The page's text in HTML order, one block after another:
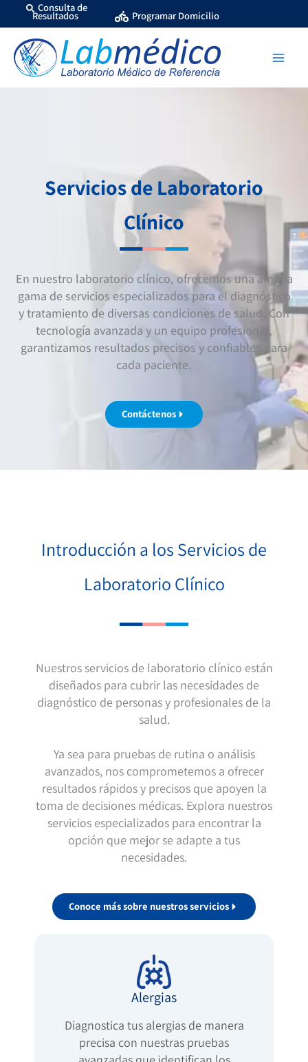
al
contenido
Consulta de
Resultados Programar Domicilio
Servicios de Laboratorio
Clínico
En nuestro laboratorio clínico, ofrecemos una amplia
gama de servicios especializados para el diagnóstico
y tratamiento de diversas condiciones de salud. Con
tecnología avanzada y un equipo profesional,
garantizamos resultados precisos y confiables para
cada paciente.
Contáctenos
Introducción a los Servicios de
Laboratorio Clínico
Nuestros servicios de laboratorio clínico están
diseñados para cubrir las necesidades de
diagnóstico de personas y profesionales de la
salud.
Ya sea para pruebas de rutina o análisis
avanzados, nos comprometemos a ofrecer
resultados rápidos y precisos que apoyen la
toma de decisiones médicas. Explora nuestros
servicios especializados para encontrar la
opción que mejor se adapte a tus
necesidades.
Conoce más sobre nuestros servicios
Alergias
Diagnostica tus alergias de manera
precisa con nuestras pruebas